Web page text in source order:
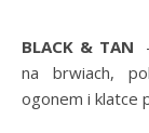
BLACK & TAN
na brwiach,
ogonem i klatce